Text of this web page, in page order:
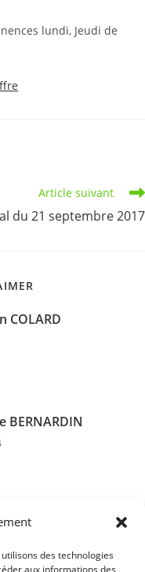
des technologies
aux informations des
lundi, Jeudi de
Article suivant
du 21 septembre 2017
COLARD
BERNARDIN
lundi